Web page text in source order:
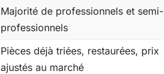
Majorité de professionnels et semi-
professionnels
Pièces déjà triées, restaurées, prix
ajustés au marché